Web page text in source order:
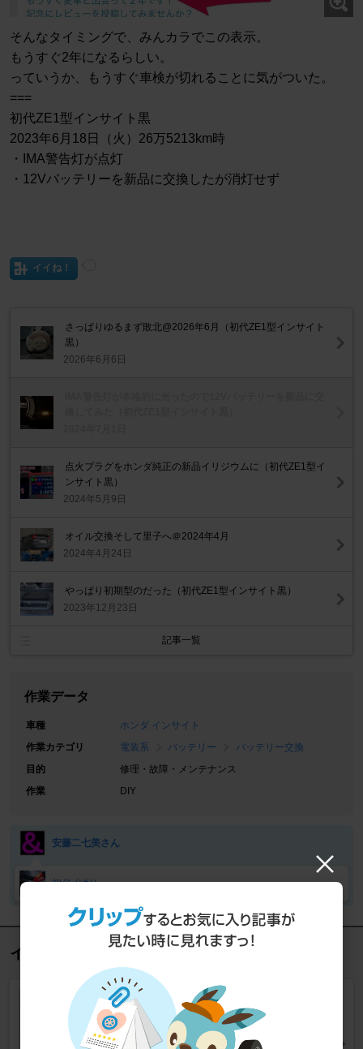
そんなタイミングで、みんカラでこの表示。
もうすぐ2年になるらしい。
っていうか、もうすぐ車検が切れることに気がついた。
===
初代ZE1型インサイト黒
2023年6月18日（火）26万5213km時
・IMA警告灯が点灯
・12Vバッテリーを新品に交換したが消灯せず
イイね！
さっぱりゆるまず敗北@2026年6月（初代ZE1型インサイト
黒）
2026年6月6日
点火プラグをホンダ純正の新品イリジウムに（初代ZE1型イ
ンサイト黒）
2024年5月9日
オイル交換そして里子へ＠2024年4月
2024年4月24日
やっぱり初期型のだった（初代ZE1型インサイト黒）
2023年12月23日
記事一覧
作業データ
車種
ホンダ インサイト
作業カテゴリ
電装系 バッテリー
バッテリー交換
目的
修理・故障・メンテナンス
作業
DIY
安藤二七美さん
初代 ｲﾝｻｲﾄ
インサイト バッテリー の人気商品
G&Yu Battery / NAKANO
MF40B19R(L)
電装系 > バッテリー